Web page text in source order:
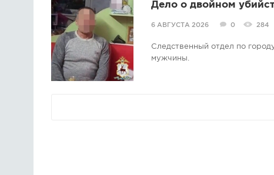
Дело о двойном
6 АВГУСТА 2026 0 284
Следственный отдел по
мужчины.